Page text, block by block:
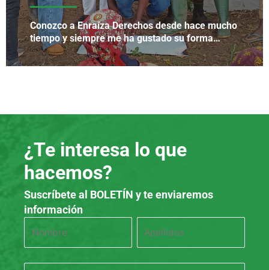
Conozco a Enraíza Derechos desde hace mucho
tiempo y siempre me ha gustado su forma…
¿Te interesa lo que
hacemos?
Suscríbete al BOLETÍN y te enviaremos
información